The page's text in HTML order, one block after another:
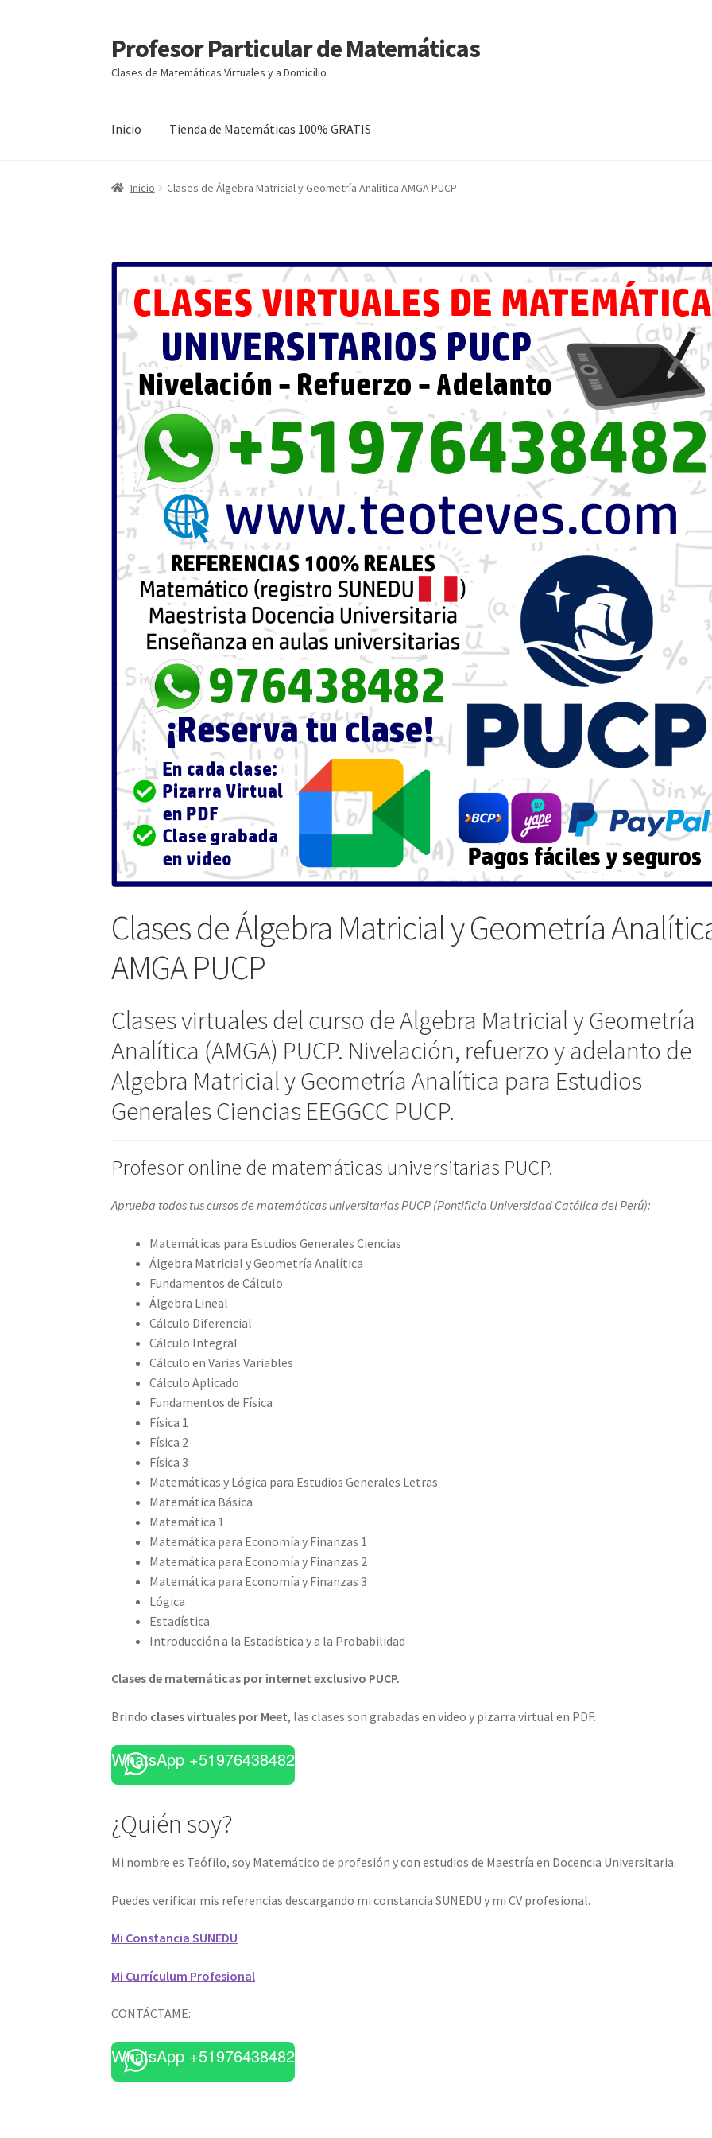
Ir
a
la
Ir
al
contenido
Profesor Particular de Matemáticas
Clases de Matemáticas Virtuales y a Domicilio
Inicio Tienda de Matemáticas 100% GRATIS
Inicio Clases de Álgebra Matricial y Geometría Analítica AMGA PUCP
Clases de Álgebra Matricial y Geometría
AMGA PUCP
Clases virtuales del curso de Algebra Matricial y Geometría
Analítica (AMGA) PUCP. Nivelación, refuerzo y adelanto de
Algebra Matricial y Geometría Analítica para Estudios
Generales Ciencias EEGGCC PUCP.
Profesor online de matemáticas universitarias PUCP.
Aprueba todos tus cursos de matemáticas universitarias PUCP (Pontificia Universidad Católica del Perú):
Matemáticas para Estudios Generales Ciencias
Álgebra Matricial y Geometría Analítica
Fundamentos de Cálculo
Álgebra Lineal
Cálculo Diferencial
Cálculo Integral
Cálculo en Varias Variables
Cálculo Aplicado
Fundamentos de Física
Física 1
Física 2
Física 3
Matemáticas y Lógica para Estudios Generales Letras
Matemática Básica
Matemática 1
Matemática para Economía y Finanzas 1
Matemática para Economía y Finanzas 2
Matemática para Economía y Finanzas 3
Lógica
Estadística
Introducción a la Estadística y a la Probabilidad
Clases de matemáticas por internet exclusivo PUCP.
Brindo clases virtuales por Meet, las clases son grabadas en video y pizarra virtual en PDF.
WhatsApp +51976438482
¿Quién soy?
Mi nombre es Teófilo, soy Matemático de profesión y con estudios de Maestría en Docencia Universitaria.
Puedes verificar mis referencias descargando mi constancia SUNEDU y mi CV profesional.
Mi Constancia SUNEDU
Mi Currículum Profesional
CONTÁCTAME:
WhatsApp +51976438482